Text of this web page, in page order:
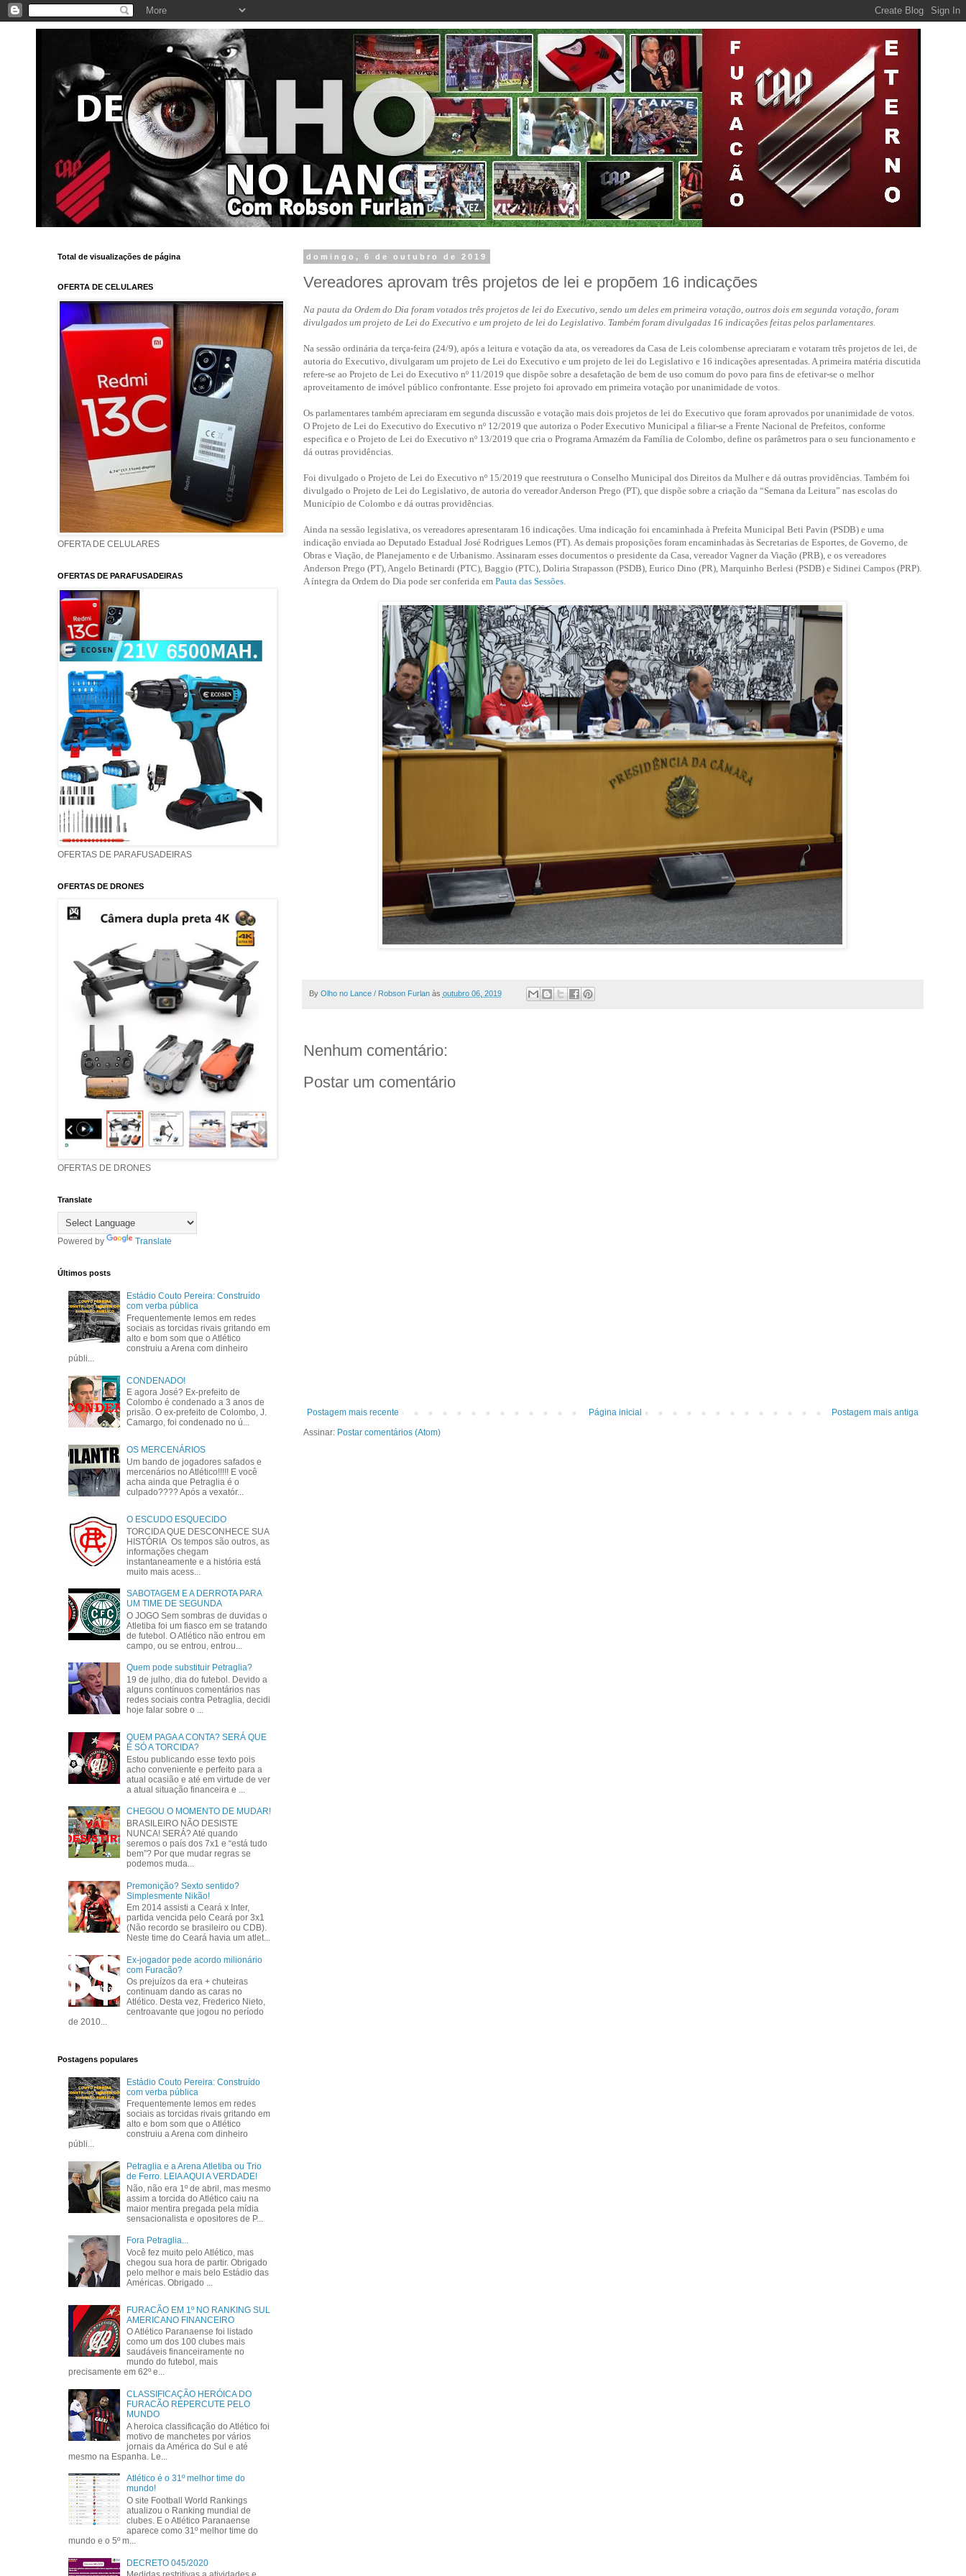
domingo, 6 de outubro de 2019
Vereadores aprovam três projetos de lei e propõem 16 indicações
Na pauta da Ordem do Dia foram votados três projetos de lei do Executivo, sendo um deles em primeira votação, outros dois em segunda votação, foram
divulgados um projeto de Lei do Executivo e um projeto de lei do Legislativo. Também foram divulgadas 16 indicações feitas pelos parlamentares.
Na sessão ordinária da terça-feira (24/9), após a leitura e votação da ata, os vereadores da Casa de Leis colombense apreciaram e votaram três projetos de lei, de
autoria do Executivo, divulgaram um projeto de Lei do Executivo e um projeto de lei do Legislativo e 16 indicações apresentadas. A primeira matéria discutida
refere-se ao Projeto de Lei do Executivo nº 11/2019 que dispõe sobre a desafetação de bem de uso comum do povo para fins de efetivar-se o melhor
aproveitamento de imóvel público confrontante. Esse projeto foi aprovado em primeira votação por unanimidade de votos.
Os parlamentares também apreciaram em segunda discussão e votação mais dois projetos de lei do Executivo que foram aprovados por unanimidade de votos.
O Projeto de Lei do Executivo do Executivo nº 12/2019 que autoriza o Poder Executivo Municipal a filiar-se a Frente Nacional de Prefeitos, conforme
especifica e o Projeto de Lei do Executivo nº 13/2019 que cria o Programa Armazém da Família de Colombo, define os parâmetros para o seu funcionamento e
dá outras providências.
Foi divulgado o Projeto de Lei do Executivo nº 15/2019 que reestrutura o Conselho Municipal dos Direitos da Mulher e dá outras providências. Também foi
divulgado o Projeto de Lei do Legislativo, de autoria do vereador Anderson Prego (PT), que dispõe sobre a criação da “Semana da Leitura” nas escolas do
Município de Colombo e dá outras providências.
Ainda na sessão legislativa, os vereadores apresentaram 16 indicações. Uma indicação foi encaminhada à Prefeita Municipal Beti Pavin (PSDB) e uma
indicação enviada ao Deputado Estadual José Rodrigues Lemos (PT). As demais proposições foram encaminhadas às Secretarias de Esportes, de Governo, de
Obras e Viação, de Planejamento e de Urbanismo. Assinaram esses documentos o presidente da Casa, vereador Vagner da Viação (PRB), e os vereadores
Anderson Prego (PT), Angelo Betinardi (PTC), Baggio (PTC), Doliria Strapasson (PSDB), Eurico Dino (PR), Marquinho Berlesi (PSDB) e Sidinei Campos (PRP).
A íntegra da Ordem do Dia pode ser conferida em Pauta das Sessões.
By Olho no Lance / Robson Furlan às outubro 06, 2019
Nenhum comentário:
Postar um comentário
Postagem mais recente Postagem mais antiga
Página inicial
Assinar: Postar comentários (Atom)
Total de visualizações de página
OFERTA DE CELULARES
OFERTA DE CELULARES
OFERTAS DE PARAFUSADEIRAS
OFERTAS DE PARAFUSADEIRAS
OFERTAS DE DRONES
OFERTAS DE DRONES
Translate
Powered by Translate
Últimos posts
Estádio Couto Pereira: Construído
com verba pública
Frequentemente lemos em redes
sociais as torcidas rivais gritando em
alto e bom som que o Atlético
construiu a Arena com dinheiro
públi...
CONDENADO!
E agora José? Ex-prefeito de
Colombo é condenado a 3 anos de
prisão. O ex-prefeito de Colombo, J.
Camargo, foi condenado no ú...
OS MERCENÁRIOS
Um bando de jogadores safados e
mercenários no Atlético!!!!! E você
acha ainda que Petraglia é o
culpado???? Após a vexatór...
O ESCUDO ESQUECIDO
TORCIDA QUE DESCONHECE SUA
HISTÓRIA Os tempos são outros, as
informações chegam
instantaneamente e a história está
muito mais acess...
SABOTAGEM E A DERROTA PARA
UM TIME DE SEGUNDA
O JOGO Sem sombras de duvidas o
Atletiba foi um fiasco em se tratando
de futebol. O Atlético não entrou em
campo, ou se entrou, entrou...
Quem pode substituir Petraglia?
19 de julho, dia do futebol. Devido a
alguns contínuos comentários nas
redes sociais contra Petraglia, decidi
hoje falar sobre o ...
QUEM PAGA A CONTA? SERÁ QUE
É SÓ A TORCIDA?
Estou publicando esse texto pois
acho conveniente e perfeito para a
atual ocasião e até em virtude de ver
a atual situação financeira e ...
CHEGOU O MOMENTO DE MUDAR!
BRASILEIRO NÃO DESISTE
NUNCA! SERÁ? Até quando
seremos o país dos 7x1 e “está tudo
bem”? Por que mudar regras se
podemos muda...
Premonição? Sexto sentido?
Simplesmente Nikão!
Em 2014 assisti a Ceará x Inter,
partida vencida pelo Ceará por 3x1
(Não recordo se brasileiro ou CDB).
Neste time do Ceará havia um atlet...
Ex-jogador pede acordo milionário
com Furacão?
Os prejuízos da era + chuteiras
continuam dando as caras no
Atlético. Desta vez, Frederico Nieto,
centroavante que jogou no período
de 2010...
Postagens populares
Estádio Couto Pereira: Construído
com verba pública
Frequentemente lemos em redes
sociais as torcidas rivais gritando em
alto e bom som que o Atlético
construiu a Arena com dinheiro
públi...
Petraglia e a Arena Atletiba ou Trio
de Ferro. LEIA AQUI A VERDADE!
Não, não era 1º de abril, mas mesmo
assim a torcida do Atlético caiu na
maior mentira pregada pela mídia
sensacionalista e opositores de P...
Fora Petraglia...
Você fez muito pelo Atlético, mas
chegou sua hora de partir. Obrigado
pelo melhor e mais belo Estádio das
Américas. Obrigado ...
FURACÃO EM 1º NO RANKING SUL
AMERICANO FINANCEIRO
O Atlético Paranaense foi listado
como um dos 100 clubes mais
saudáveis financeiramente no
mundo do futebol, mais
precisamente em 62º e...
CLASSIFICAÇÃO HERÓICA DO
FURACÃO REPERCUTE PELO
MUNDO
A heroica classificação do Atlético foi
motivo de manchetes por vários
jornais da América do Sul e até
mesmo na Espanha. Le...
Atlético é o 31º melhor time do
mundo!
O site Football World Rankings
atualizou o Ranking mundial de
clubes. E o Atlético Paranaense
aparece como 31º melhor time do
mundo e o 5º m...
DECRETO 045/2020